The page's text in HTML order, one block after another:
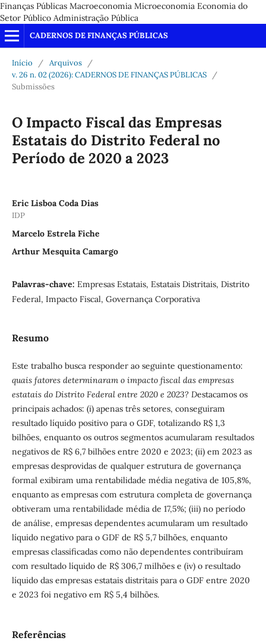
Finanças Públicas Macroeconomia Microeconomia Economia do
Setor Público Administração Pública
CADERNOS DE FINANÇAS PÚBLICAS
Início / Arquivos
/
v. 26 n. 02 (2026): CADERNOS DE FINANÇAS PÚBLICAS
/
Submissões
O Impacto Fiscal das Empresas
Estatais do Distrito Federal no
Período de 2020 a 2023
Eric Lisboa Coda Dias
IDP
Marcelo Estrela Fiche
Arthur Mesquita Camargo
Palavras-chave: Empresas Estatais, Estatais Distritais, Distrito
Federal, Impacto Fiscal, Governança Corporativa
Resumo
Este trabalho busca responder ao seguinte questionamento:
quais fatores determinaram o impacto fiscal das empresas
estatais do Distrito Federal entre 2020 e 2023? Destacamos os
principais achados: (i) apenas três setores, conseguiram
resultado líquido positivo para o GDF, totalizando R$ 1,3
bilhões, enquanto os outros segmentos acumularam resultados
negativos de R$ 6,7 bilhões entre 2020 e 2023; (ii) em 2023 as
empresas desprovidas de qualquer estrutura de governança
formal exibiram uma rentabilidade média negativa de 105,8%,
enquanto as empresas com estrutura completa de governança
obtiveram uma rentabilidade média de 17,5%; (iii) no período
de análise, empresas dependentes acumularam um resultado
líquido negativo para o GDF de R$ 5,7 bilhões, enquanto
empresas classificadas como não dependentes contribuíram
com resultado líquido de R$ 306,7 milhões e (iv) o resultado
líquido das empresas estatais distritais para o GDF entre 2020
e 2023 foi negativo em R$ 5,4 bilhões.
Referências